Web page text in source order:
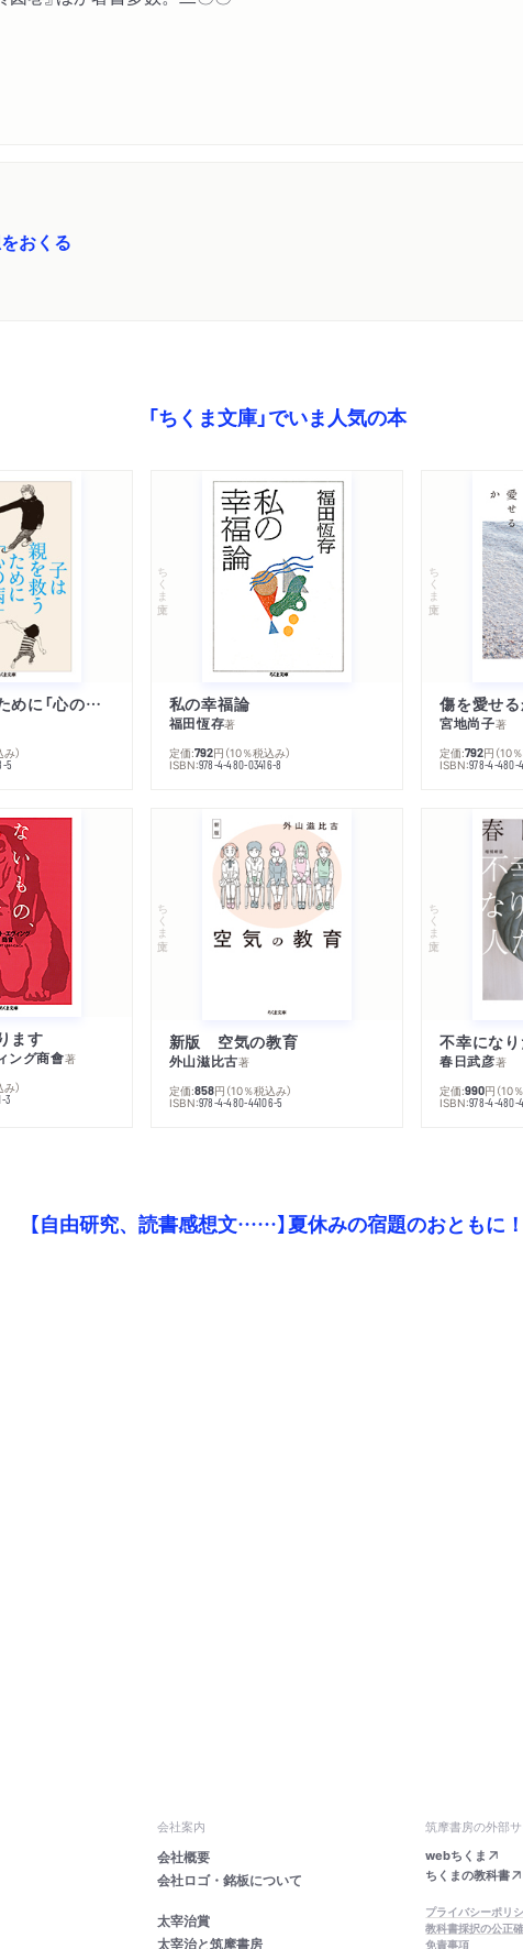
おくる
「ちくま文庫」でいま人気の本
子は親を救うために「心の病」になる
）
5
ちくま文庫
私の幸福論
福田恆存著
定価:792円 （10％税込み）
ISBN:978-4-480-03416-8
ちくま文庫
傷を愛せ
宮地尚子著
定価:792円 （10
ISBN:978-4-480-
ます
ング商會著
）
3
ちくま文庫
新版 空気の教育
外山滋比古著
定価:858円 （10％税込み）
ISBN:978-4-480-44106-5
ちくま文庫
春日武彦著
定価:990円 （10
ISBN:978-4-480-
【自由研究、読書感想文……】夏休みの宿題のおともに！
会社案内
会社概要
会社ロゴ・銘板について
太宰治賞
太宰治と筑摩書房
筑摩書房の外部サ
webちくま
ちくまの教科書
プライバシーポリ
教科書採択の公正
免責事項